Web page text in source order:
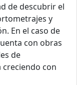
de descubrir el
y
En el caso de
con obras
de
con